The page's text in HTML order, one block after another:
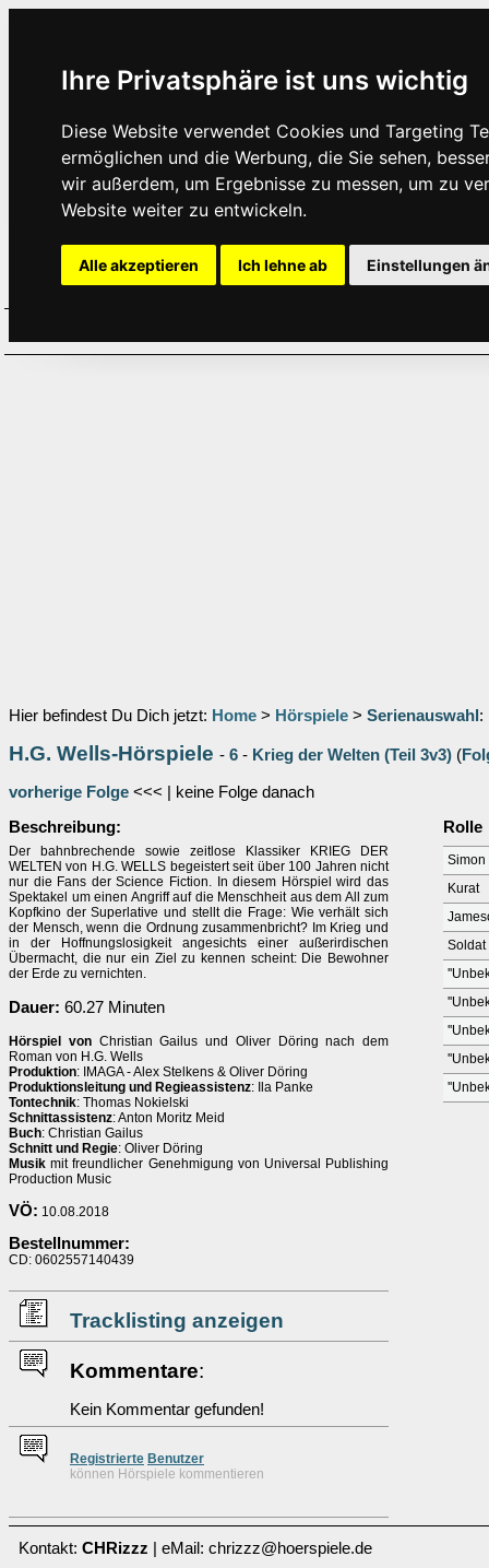
Ihre Privatsphäre ist uns wichtig
Diese Website verwendet Cookies und Targeting
ermöglichen und die Werbung, die Sie sehen,
wir außerdem, um Ergebnisse zu messen, um zu
Website weiter zu entwickeln.
Alle akzeptieren Ich lehne ab Einstellungen
Hier befindest Du Dich jetzt: Home > Hörspiele > Serienauswahl :
H.G. Wells-Hörspiele - 6 - Krieg der Welten (Teil 3v3) (
vorherige Folge <<< | keine Folge danach
Beschreibung:
Der bahnbrechende sowie zeitlose Klassiker KRIEG DER
WELTEN von H.G. WELLS begeistert seit über 100 Jahren nicht
nur die Fans der Science Fiction. In diesem Hörspiel wird das
Spektakel um einen Angriff auf die Menschheit aus dem All zum
Kopfkino der Superlative und stellt die Frage: Wie verhält sich
der Mensch, wenn die Ordnung zusammenbricht? Im Krieg und
in der Hoffnungslosigkeit angesichts einer außerirdischen
Übermacht, die nur ein Ziel zu kennen scheint: Die Bewohner
der Erde zu vernichten.
Dauer: 60.27 Minuten
Hörspiel vonChristian Gailus und Oliver Döring nach dem
Roman von H.G. Wells
Produktion: IMAGA - Alex Stelkens & Oliver Döring
Produktionsleitung und Regieassistenz: Ila Panke
Tontechnik: Thomas Nokielski
Schnittassistenz: Anton Moritz Meid
Buch: Christian Gailus
Schnitt und Regie: Oliver Döring
Musik mit freundlicher Genehmigung von Universal Publishing
Production Music
VÖ: 10.08.2018
Bestellnummer:
CD: 0602557140439
Tracklisting anzeigen
Kommentare:
Kein Kommentar gefunden!
Registrierte Benutzer
können Hörspiele kommentieren
Rolle
Simon
Kurat
Soldat
Kontakt: CHRizzz | eMail: chrizzz@hoerspiele.de